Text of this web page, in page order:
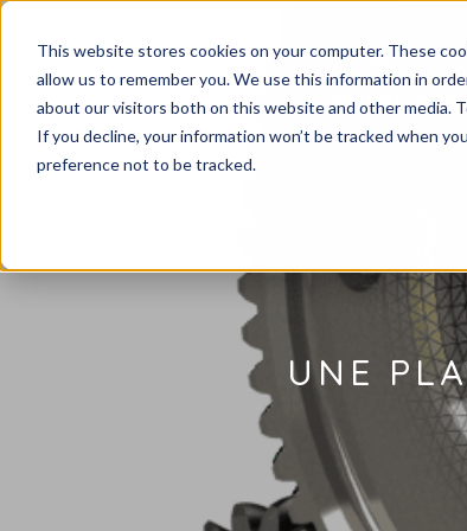
This website stores cookies on your computer. These
allow us to remember you. We use this information in
about our visitors both on this website and other media.
If you decline, your information won’t be tracked when
preference not to be tracked.
VOS BESOINS
PORTAIL CLIENT
UNE